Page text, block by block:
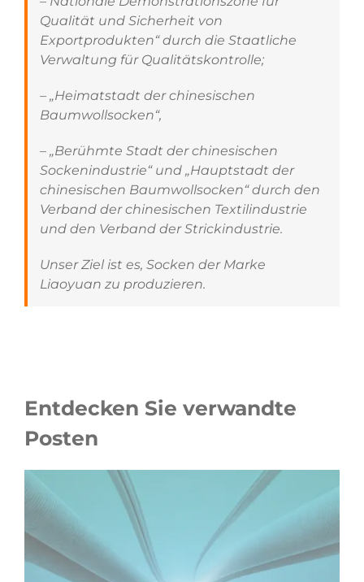
Qualität und Sicherheit von
Exportprodukten“ durch die Staatliche
Verwaltung für Qualitätskontrolle;
– „Heimatstadt der chinesischen
Baumwollsocken“,
– „Berühmte Stadt der chinesischen
Sockenindustrie“ und „Hauptstadt der
chinesischen Baumwollsocken“ durch den
Verband der chinesischen Textilindustrie
und den Verband der Strickindustrie.
Unser Ziel ist es, Socken der Marke
Liaoyuan zu produzieren.
Entdecken Sie verwandte
Posten